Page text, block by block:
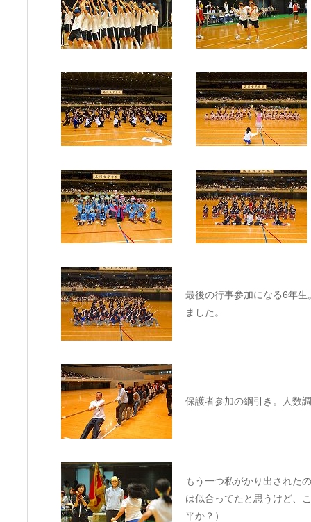
最後の行事参加になる6年
ました。
保護者参加の綱引き。人数
もう一つ私がかり出された
は似合ってたと思うけど、
平か？）